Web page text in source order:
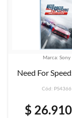
Rivals